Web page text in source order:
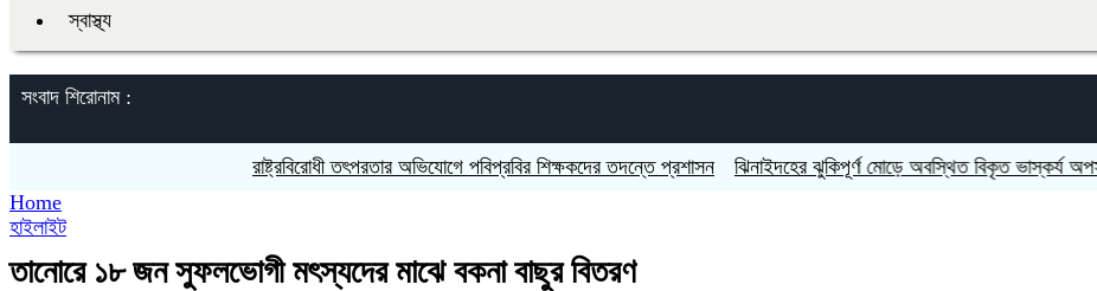
স্বাস্থ্য
সংবাদ শিরোনাম :
রাষ্ট্রবিরোধী তৎপরতার অভিযোগে পবিপ্রবির শিক্ষকদের তদন্তে প্রশাসন ঝিনাইদহের ঝুকিপূর্ণ মোড়ে অবস্থিত বিকৃত ভাস্কর্য অপসারণ
Home
হাইলাইট
তানোরে ১৮ জন সুফলভোগী মৎস্যদের মাঝে বকনা বাছুর বিতরণ